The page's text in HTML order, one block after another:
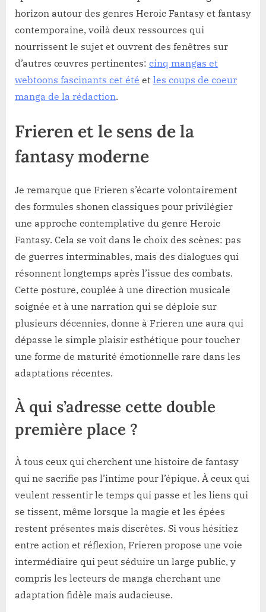
horizon autour des genres Heroic Fantasy et fantasy
contemporaine, voilà deux ressources qui
nourrissent le sujet et ouvrent des fenêtres sur
d’autres œuvres pertinentes: cinq mangas et
webtoons fascinants cet été et les coups de coeur
manga de la rédaction.
Frieren et le sens de la
fantasy moderne
Je remarque que Frieren s’écarte volontairement
des formules shonen classiques pour privilégier
une approche contemplative du genre Heroic
Fantasy. Cela se voit dans le choix des scènes: pas
de guerres interminables, mais des dialogues qui
résonnent longtemps après l’issue des combats.
Cette posture, couplée à une direction musicale
soignée et à une narration qui se déploie sur
plusieurs décennies, donne à Frieren une aura qui
dépasse le simple plaisir esthétique pour toucher
une forme de maturité émotionnelle rare dans les
adaptations récentes.
À qui s’adresse cette double
première place ?
À tous ceux qui cherchent une histoire de fantasy
qui ne sacrifie pas l’intime pour l’épique. À ceux qui
veulent ressentir le temps qui passe et les liens qui
se tissent, même lorsque la magie et les épées
restent présentes mais discrètes. Si vous hésitiez
entre action et réflexion, Frieren propose une voie
intermédiaire qui peut séduire un large public, y
compris les lecteurs de manga cherchant une
adaptation fidèle mais audacieuse.